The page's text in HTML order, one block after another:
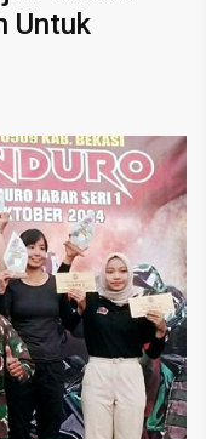
Untuk